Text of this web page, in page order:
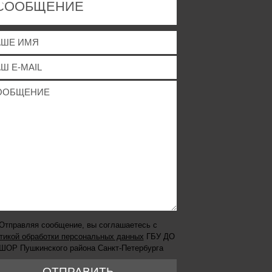
Отправляя сообщение, вы соглашаетесь с
обработки персональных данных ГБУ ДО
Пушкинского района Санкт-Петербурга